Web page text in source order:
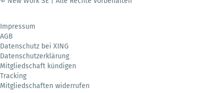
Impressum
AGB
Datenschutz bei XING
Datenschutzerklärung
Mitgliedschaft kündigen
Tracking
Mitgliedschaften widerrufen